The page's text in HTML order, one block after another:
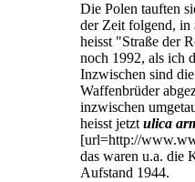
Die Polen tauften
der Zeit folgend, in
heisst "Straße der
noch 1992, als ich
Inzwischen sind
Waffenbrüder
inzwischen
heisst jetzt ulica
[url=http://
das waren u.a. die
Aufstand 1944.